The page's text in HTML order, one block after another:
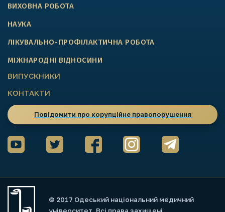
ВИХОВНА РОБОТА
НАУКА
ЛІКУВАЛЬНО-ПРОФІЛАКТИЧНА РОБОТА
МІЖНАРОДНІ ВІДНОСИНИ
ВИПУСКНИКИ
КОНТАКТИ
Повідомити про корупційне правопорушення
© 2017 Одеський національний медичний
університет. Всі права захищені.